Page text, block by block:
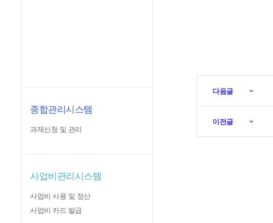
종합관리시스템
과제신청 및 관리
사업비관리시스템
사업비 사용 및 정산
사업비 카드 발급
다음글
이전글